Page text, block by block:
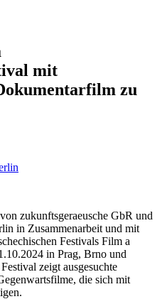
mit
zu
zukunftsgeraeusche GbR und
in Zusammenarbeit und mit
Festivals Film a
in Prag, Brno und
zeigt ausgesuchte
die sich mit